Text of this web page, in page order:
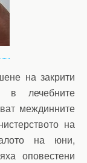
на закрити
в лечебните
междинните
на
на юни,
оповестени